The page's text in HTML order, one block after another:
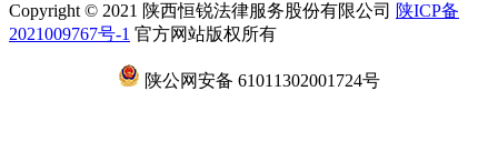
Copyright © 2021 陕西恒锐法律服务股份有限公司 陕ICP备
2021009767号-1 官方网站版权所有
陕公网安备 61011302001724号